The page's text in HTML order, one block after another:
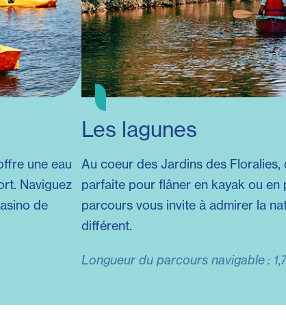
une eau
Naviguez
de
Les lagunes
Au coeur des Jardins des
parfaite pour flâner en kayak ou
parcours vous invite à admirer la
différent.
Longueur du parcours navigable :